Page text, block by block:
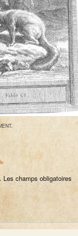
.
Les champs obligatoires